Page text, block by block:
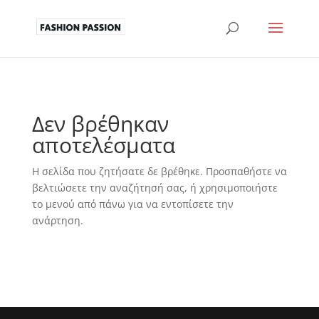
Δεν βρέθηκαν
αποτελέσματα
Η σελίδα που ζητήσατε δε βρέθηκε. Προσπαθήστε να
βελτιώσετε την αναζήτησή σας, ή χρησιμοποιήστε
το μενού από πάνω για να εντοπίσετε την
ανάρτηση.